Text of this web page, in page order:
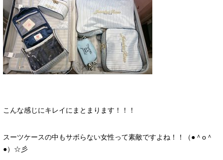
こんな感じにキレイにまとまります！！！
スーツケースの中もサボらない女性って素敵ですよね！！（●＾o＾
●）☆彡